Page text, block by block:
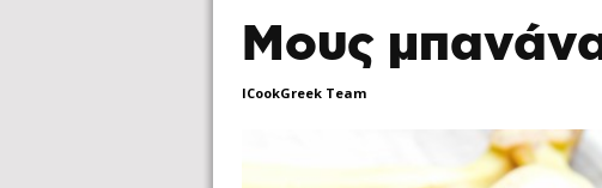
Μους
ICookGreek Team